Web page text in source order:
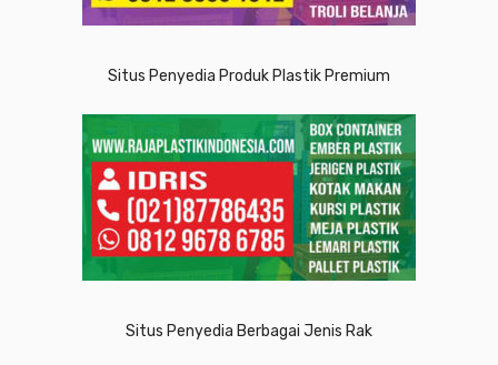
Situs Penyedia Produk Plastik Premium
Situs Penyedia Berbagai Jenis Rak